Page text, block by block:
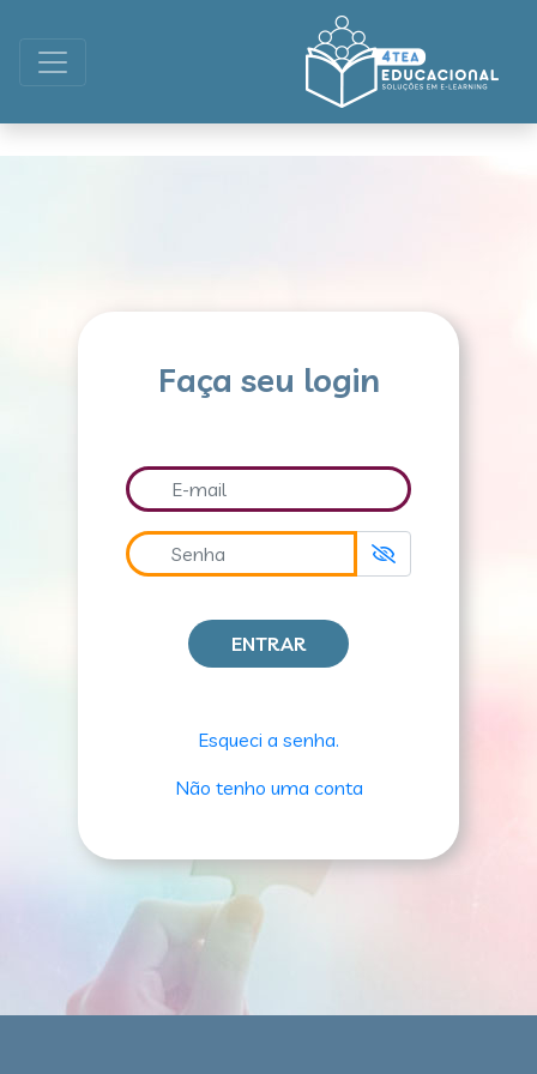
Faça seu login
ENTRAR
Esqueci a senha.
Não tenho uma conta